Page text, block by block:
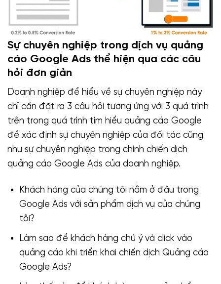
Sự chuyên nghiệp trong dịch vụ quảng
cáo Google Ads thể hiện qua các câu
hỏi đơn giản
Doanh nghiệp để hiểu về sự chuyên nghiệp này
chỉ cần đặt ra 3 câu hỏi tương ứng với 3 quá trình
trên trong quá trình tìm hiểu quảng cáo Google
để xác định sự chuyên nghiệp của đối tác cũng
như sự chuyên nghiệp trong chính chiến dịch
quảng cáo Google Ads của doanh nghiệp.
Khách hàng của chúng tôi nằm ở đâu trong
Google Ads với sản phẩm dịch vụ của chúng
tôi?
Làm sao để khách hàng chú ý và click vào
quảng cáo khi triển khai chiến dịch Quảng cáo
Google Ads?